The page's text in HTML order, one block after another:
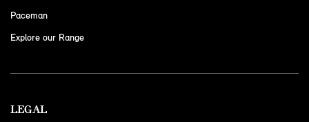
Paceman
Explore our Range
LEGAL